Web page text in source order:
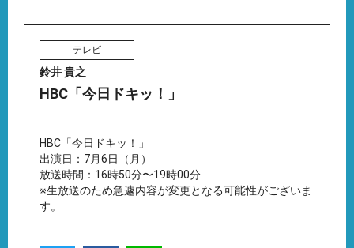
テレビ
鈴井 貴之
HBC「今日ドキッ！」
HBC「今日ドキッ！」
出演日：7月6日（月）
放送時間：16時50分〜19時00分
※生放送のため急遽内容が変更となる可能性がございま
す。